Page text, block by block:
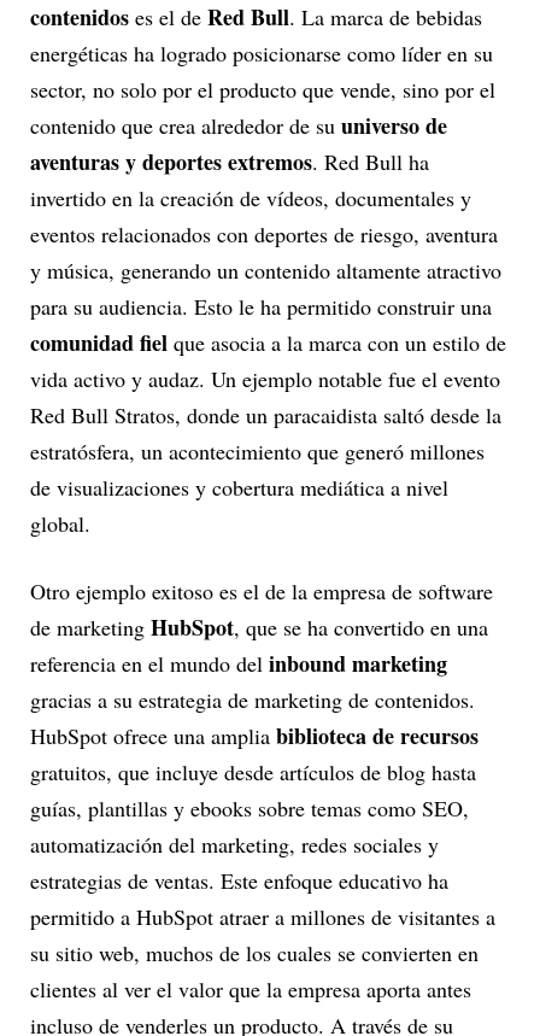
contenidos es el de Red Bull. La marca de bebidas
energéticas ha logrado posicionarse como líder en su
sector, no solo por el producto que vende, sino por el
contenido que crea alrededor de su universo de
aventuras y deportes extremos. Red Bull ha
invertido en la creación de vídeos, documentales y
eventos relacionados con deportes de riesgo, aventura
y música, generando un contenido altamente atractivo
para su audiencia. Esto le ha permitido construir una
comunidad fiel que asocia a la marca con un estilo de
vida activo y audaz. Un ejemplo notable fue el evento
Red Bull Stratos, donde un paracaidista saltó desde la
estratósfera, un acontecimiento que generó millones
de visualizaciones y cobertura mediática a nivel
global.
Otro ejemplo exitoso es el de la empresa de software
de marketing HubSpot, que se ha convertido en una
referencia en el mundo del inbound marketing
gracias a su estrategia de marketing de contenidos.
HubSpot ofrece una amplia biblioteca de recursos
gratuitos, que incluye desde artículos de blog hasta
guías, plantillas y ebooks sobre temas como SEO,
automatización del marketing, redes sociales y
estrategias de ventas. Este enfoque educativo ha
permitido a HubSpot atraer a millones de visitantes a
su sitio web, muchos de los cuales se convierten en
clientes al ver el valor que la empresa aporta antes
incluso de venderles un producto. A través de su